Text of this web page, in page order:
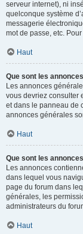
serveur internet), ni
quelconque système
messagerie
mot de passe, etc.
Haut
Que sont les
Les annonces
vous devriez consulter
et dans le panneau de
annonces générales
Haut
Que sont les
Les annonces
dans lequel vous
page du forum dans
générales, les
administrateurs du
Haut